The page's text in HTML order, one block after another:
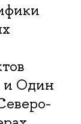
и Один